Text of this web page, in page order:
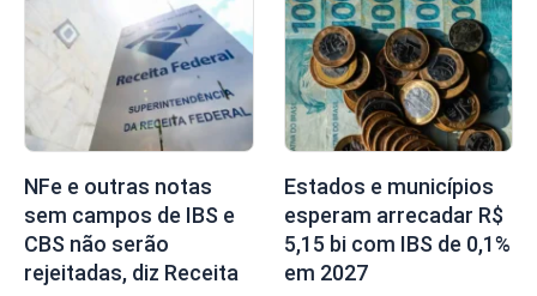
NFe e outras notas
sem campos de IBS e
CBS não serão
rejeitadas, diz Receita
Estados e municípios
esperam arrecadar R$
5,15 bi com IBS de 0,1%
em 2027